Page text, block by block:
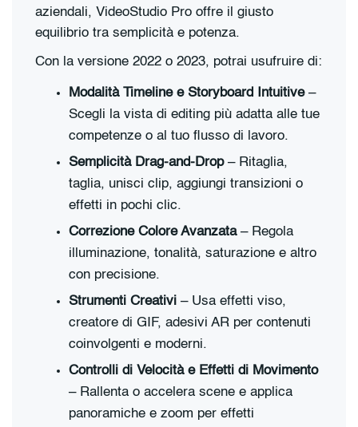
aziendali, VideoStudio Pro offre il giusto
equilibrio tra semplicità e potenza.
Con la versione 2022 o 2023, potrai usufruire di:
Modalità Timeline e Storyboard Intuitive–
Scegli la vista di editing più adatta alle tue
competenze o al tuo flusso di lavoro.
Semplicità Drag-and-Drop– Ritaglia,
taglia, unisci clip, aggiungi transizioni o
effetti in pochi clic.
Correzione Colore Avanzata– Regola
illuminazione, tonalità, saturazione e altro
con precisione.
Strumenti Creativi – Usa effetti viso,
creatore di GIF, adesivi AR per contenuti
coinvolgenti e moderni.
Controlli di Velocità e Effetti di Movimento
– Rallenta o accelera scene e applica
panoramiche e zoom per effetti